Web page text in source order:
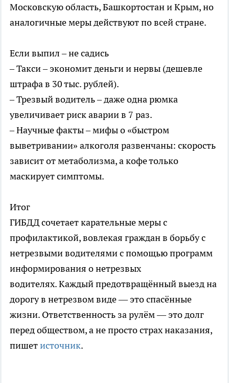
Московскую область, Башкортостан и Крым, но
аналогичные меры действуют по всей стране.
Если выпил – не садись
– Такси – экономит деньги и нервы (дешевле
штрафа в 30 тыс. рублей).
– Трезвый водитель – даже одна рюмка
увеличивает риск аварии в 7 раз.
– Научные факты – мифы о «быстром
выветривании» алкоголя развенчаны: скорость
зависит от метаболизма, а кофе только
маскирует симптомы.
Итог
ГИБДД сочетает карательные меры с
профилактикой, вовлекая граждан в борьбу с
нетрезвыми водителями с помощью программ
информирования о нетрезвых
водителях. Каждый предотвращённый выезд на
дорогу в нетрезвом виде — это спасённые
жизни. Ответственность за рулём — это долг
перед обществом, а не просто страх наказания,
пишетисточник.